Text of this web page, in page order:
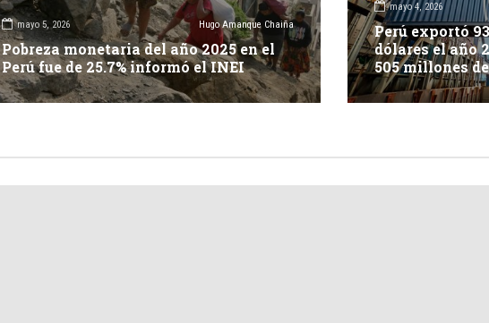
mayo 5, 2026 Hugo Amanque Chaiña
Pobreza monetaria del año 2025 en el
Perú fue de 25.7% informó el INEI
mayo 4, 2026
Perú exportó
dólares el año
505 millones